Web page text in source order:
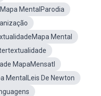
MentalParodia
Mental
MapaMensatl
MentalLeis De Newton